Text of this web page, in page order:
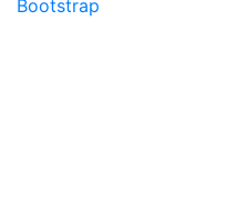
Bootstrap